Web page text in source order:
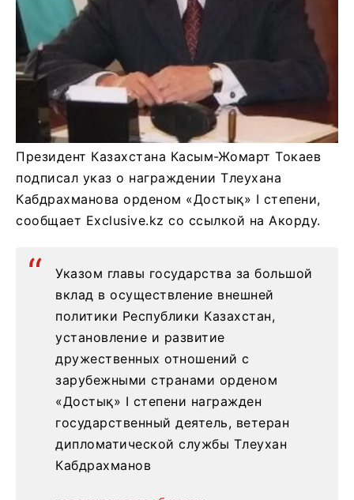
Президент Казахстана Касым-Жомарт Токаев
подписал указ о награждении Тлеухана
Кабдрахманова орденом «Достық» І степени,
сообщает Exclusive.kz со ссылкой на Акорду.
Указом главы государства за большой
вклад в осуществление внешней
политики Республики Казахстан,
установление и развитие
дружественных отношений с
зарубежными странами орденом
«Достық» І степени награжден
государственный деятель, ветеран
дипломатической службы Тлеухан
Кабдрахманов